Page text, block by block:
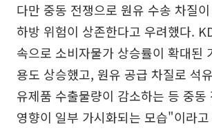
다만 중동 전쟁으로 원유 수송 차질
하방 위험이 상존한다고 우려했다.
속으로 소비자물가 상승률이 확대된
용도 상승했고, 원유 공급 차질로 석
유제품 수출물량이 감소하는 등 중동
영향이 일부 가시화되는 모습"이라